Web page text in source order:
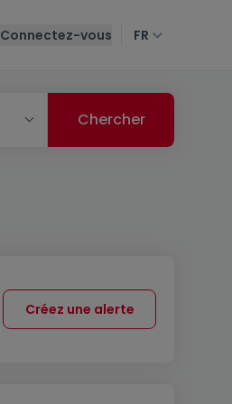
Connectez-vous FR
Créez une alerte